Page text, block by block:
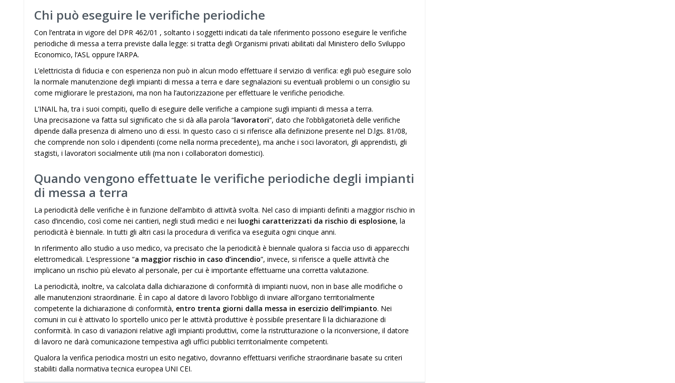
Chi può eseguire le verifiche periodiche
Con l’entrata in vigore del DPR 462/01 , soltanto i soggetti indicati da tale riferimento possono eseguire le verifiche
periodiche di messa a terra previste dalla legge: si tratta degli Organismi privati abilitati dal Ministero dello Sviluppo
Economico, l’ASL oppure l’ARPA.
L’elettricista di fiducia e con esperienza non può in alcun modo effettuare il servizio di verifica: egli può eseguire solo
la normale manutenzione degli impianti di messa a terra e dare segnalazioni su eventuali problemi o un consiglio su
come migliorare le prestazioni, ma non ha l’autorizzazione per effettuare le verifiche periodiche.
L’INAIL ha, tra i suoi compiti, quello di eseguire delle verifiche a campione sugli impianti di messa a terra.
Una precisazione va fatta sul significato che si dà alla parola “lavoratori”, dato che l’obbligatorietà delle verifiche
dipende dalla presenza di almeno uno di essi. In questo caso ci si riferisce alla definizione presente nel D.lgs. 81/08,
che comprende non solo i dipendenti (come nella norma precedente), ma anche i soci lavoratori, gli apprendisti, gli
stagisti, i lavoratori socialmente utili (ma non i collaboratori domestici).
Quando vengono effettuate le verifiche periodiche degli impianti
di messa a terra
La periodicità delle verifiche è in funzione dell’ambito di attività svolta. Nel caso di impianti definiti a maggior rischio in
caso d’incendio, così come nei cantieri, negli studi medici e nei luoghi caratterizzati da rischio di esplosione, la
periodicità è biennale. In tutti gli altri casi la procedura di verifica va eseguita ogni cinque anni.
In riferimento allo studio a uso medico, va precisato che la periodicità è biennale qualora si faccia uso di apparecchi
elettromedicali. L’espressione “a maggior rischio in caso d’incendio”, invece, si riferisce a quelle attività che
implicano un rischio più elevato al personale, per cui è importante effettuarne una corretta valutazione.
La periodicità, inoltre, va calcolata dalla dichiarazione di conformità di impianti nuovi, non in base alle modifiche o
alle manutenzioni straordinarie. È in capo al datore di lavoro l’obbligo di inviare all’organo territorialmente
competente la dichiarazione di conformità, entro trenta giorni dalla messa in esercizio dell’impianto. Nei
comuni in cui è attivato lo sportello unico per le attività produttive è possibile presentare lì la dichiarazione di
conformità. In caso di variazioni relative agli impianti produttivi, come la ristrutturazione o la riconversione, il datore
di lavoro ne darà comunicazione tempestiva agli uffici pubblici territorialmente competenti.
Qualora la verifica periodica mostri un esito negativo, dovranno effettuarsi verifiche straordinarie basate su criteri
stabiliti dalla normativa tecnica europea UNI CEI.